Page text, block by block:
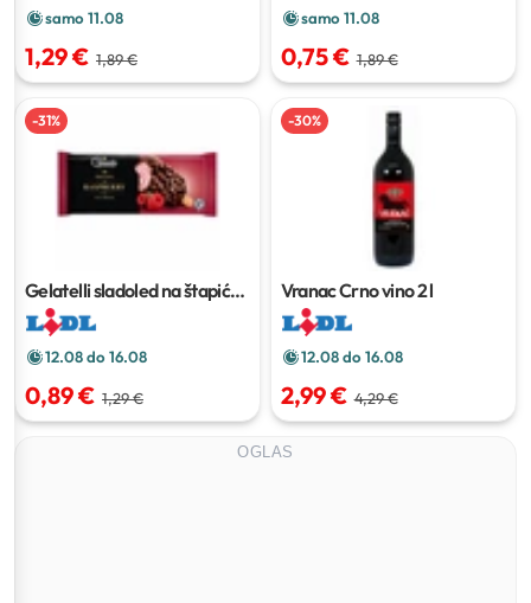
samo 11.08
1,29 € 1,89 €
samo 11.08
0,75 € 1,89 €
-31%
Gelatelli sladoled na štapiću
110 ml
12.08 do 16.08
0,89 € 1,29 €
-30%
Vranac Crno vino2 l
12.08 do 16.08
2,99 € 4,29 €
OGLAS